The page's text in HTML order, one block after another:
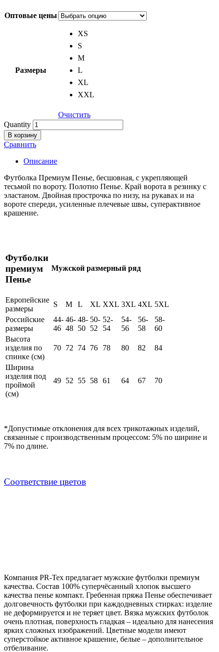
Оптовые цены
Размеры
XS
S
M
L
XL
XXL
Очистить
Quantity
В корзину
Сравнить
Описание
Футболка Премиум Пенье, бесшовная, с укрепляющей
тесьмой по вороту. Полотно Пенье. Край ворота в резинку с
эластаном. Двойная прострочка по низу, на рукавах и на
вороте спереди, усиленные плечевые швы, суперактивное
крашение.
Футболки
премиум
Пенье
Мужской размерный ряд
Европейские
размеры
S M L XL XXL 3XL 4XL 5XL
Российские
размеры
44-
46
46-
48
48-
50
50-
52
52-
54
54-
56
56-
58
58-
60
Высота
изделия по
спинке (см)
70 72 74 76 78 80 82 84
Ширина
изделия под
проймой
(см)
49 52 55 58 61 64 67 70
*Допустимые отклонения для всех трикотажных изделий,
связанные с производственным процессом: 5% по ширине и
7% по длине.
Соответствие цветов
Компания PR-Tex предлагает мужские футболки премиум
качества. Состав 100% суперчёсанный хлопок высшего
качества пенье компакт. Гребенная пряжа Пенье обеспечивает
долговечность футболки при каждодневных стирках: изделие
не деформируется и не теряет цвет. Вязка мужских футболок
очень плотная, поверхность гладкая – идеально для нанесения
ярких сложных изображений. Цветные модели имеют
суперстойкое активное крашение, белые – дополнительное
отбеливание.